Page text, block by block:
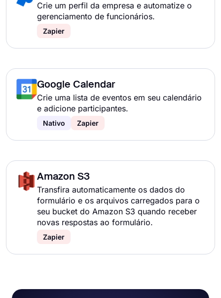
Crie um perfil da empresa e automatize o
gerenciamento de funcionários.
Zapier
Google Calendar
Crie uma lista de eventos em seu calendário
e adicione participantes.
Nativo Zapier
Amazon S3
Transfira automaticamente os dados do
formulário e os arquivos carregados para o
seu bucket do Amazon S3 quando receber
novas respostas ao formulário.
Zapier